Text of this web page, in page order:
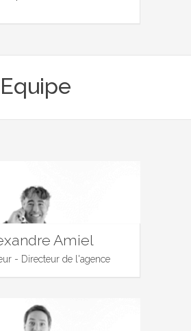
Amiel
- Directeur de l'agence